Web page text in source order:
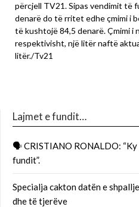
përcjell TV21. Sipas vendimit të
denarë do të rritet edhe çmimi i
të kushtojë 84,5 denarë. Çmimi i
respektivisht, një litër naftë
litër./Tv21
Lajmet e fundit…
🗣 CRISTIANO RONALDO:
fundit”.
Specialja cakton datën e
dhe të tjerëve